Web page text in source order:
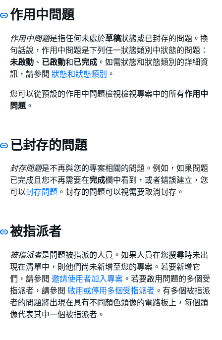
作用中問題
作用中問題是指任何未處於草稿狀態或已封存的問題。換
句話說，作用中問題是下列任一狀態類別中狀態的問題：
未啟動 、 已啟動和已完成 。如需狀態和狀態類別的詳細資
訊，請參閱 狀態和狀態類別 。
您可以從預設的作用中問題檢視檢視專案中的所有作用中
問題 。
已封存的問題
封存問題是不再與您的專案相關的問題。例如，如果問題
已完成且您不再需要在完成欄中看到，或者錯誤建立，您
可以封存問題 。封存的問題可以視需要取消封存。
被指派者
被指派者是問題被指派的人員。如果人員在您搜尋時未出
現在清單中，則他們尚未新增至您的專案。若要新增它
們，請參閱 邀請使用者加入專案 。若要啟用問題的多個受
指派者，請參閱 啟用或停用多個受指派者 。有多個被指派
者的問題將出現在具有不同顏色頭像的電路板上，每個頭
像代表其中一個被指派者。